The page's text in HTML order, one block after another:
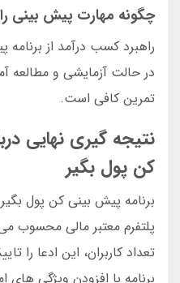
چگونه مهارت پیش بینی
راهبرد کسب درآمد از
تمرین کافی است.
نتیجه گیری نهایی
کن پول بگیر
پلتفرم معتبر مالی محسوب
برنامه با افزودن ویژگی های